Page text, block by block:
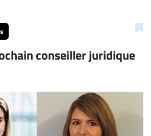
conseiller juridique